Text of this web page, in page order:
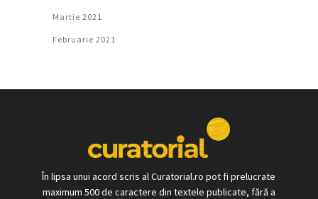
Martie 2021
Februarie 2021
În lipsa unui acord scris al Curatorial.ro pot fi prelucrate
maximum 500 de caractere din textele publicate, fără a